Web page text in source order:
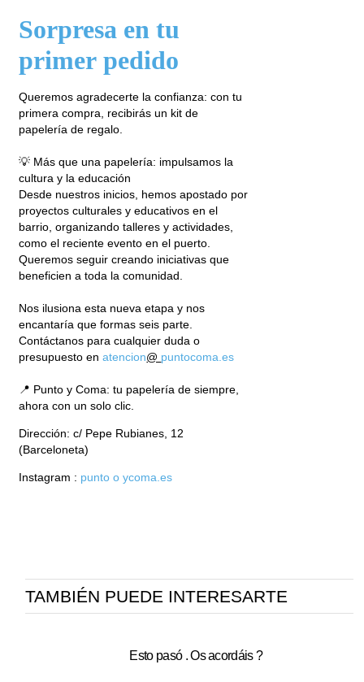
Sorpresa en tu
primer pedido
Queremos agradecerte la confianza: con tu
primera compra, recibirás un kit de
papelería de regalo.
💡 Más que una papelería: impulsamos la
cultura y la educación
Desde nuestros inicios, hemos apostado por
proyectos culturales y educativos en el
barrio, organizando talleres y actividades,
como el reciente evento en el puerto.
Queremos seguir creando iniciativas que
beneficien a toda la comunidad.
Nos ilusiona esta nueva etapa y nos
encantaría que formas seis parte.
Contáctanos para cualquier duda o
presupuesto enatencion@ puntocoma.es
📍 Punto y Coma: tu papelería de siempre,
ahora con un solo clic.
Dirección: c/ Pepe Rubianes, 12
(Barceloneta)
Instagram : puntooycoma.es
TAMBIÉN PUEDE INTERESARTE
Esto pasó . Os acordáis ?